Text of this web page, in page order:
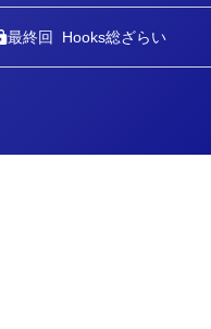
最終回 Hooks総ざらい